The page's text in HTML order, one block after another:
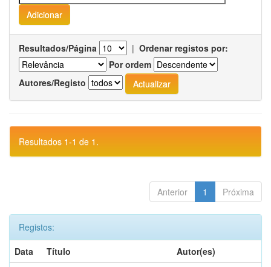
Resultados/Página | Ordenar registos por:
Por ordem
Autores/Registo
Resultados 1-1 de 1.
Anterior 1 Próxima
Registos:
Data
Título
Autor(es)